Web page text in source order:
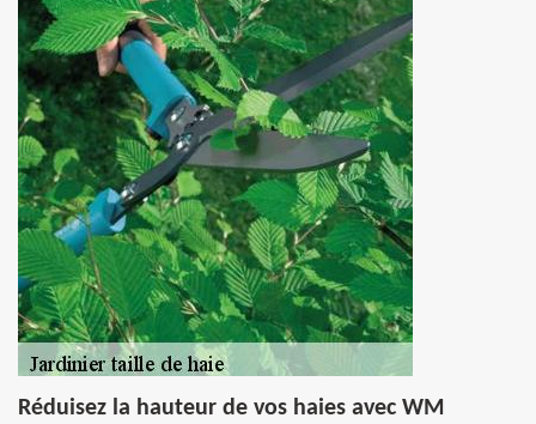
Réduisez la hauteur de vos haies avec WM